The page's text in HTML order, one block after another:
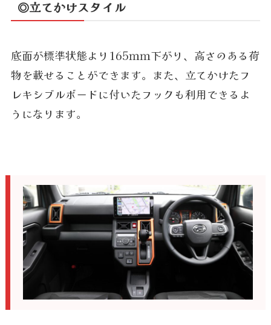
◎立てかけスタイル
底面が標準状態より165ｍｍ下がり、高さのある荷
物を載せることができます。また、立てかけたフ
レキシブルボードに付いたフックも利用できるよ
うになります。